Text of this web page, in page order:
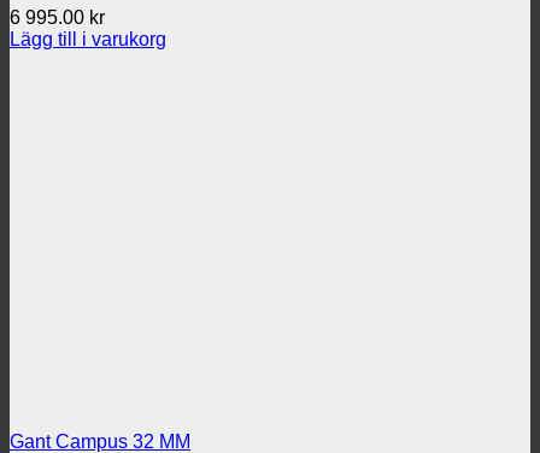
6 995.00 kr
Lägg till i varukorg
Gant Campus 32 MM